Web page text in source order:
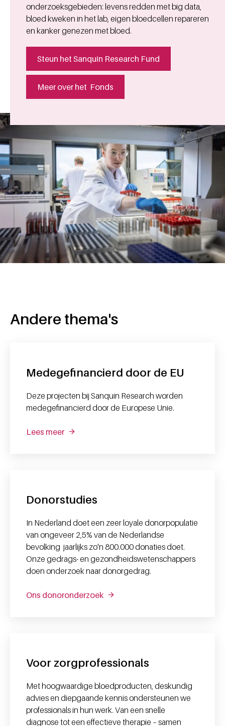
onderzoeksgebieden: levens redden met big data,
bloed kweken in het lab, eigen bloedcellen repareren
en kanker genezen met bloed.
Steun het Sanquin Research Fund
Meer over het Fonds
Andere thema's
Medegefinancierd door de EU
Deze projecten bij Sanquin Research worden
medegefinancierd door de Europese Unie.
Lees meer
Donorstudies
In Nederland doet een zeer loyale donorpopulatie
van ongeveer 2,5% van de Nederlandse
bevolking jaarlijks zo'n 800.000 donaties doet.
Onze gedrags- en gezondheidswetenschappers
doen onderzoek naar donorgedrag.
Ons donoronderzoek
Voor zorgprofessionals
Met hoogwaardige bloedproducten, deskundig
advies en diepgaande kennis ondersteunen we
professionals in hun werk. Van een snelle
diagnose tot een effectieve therapie – samen